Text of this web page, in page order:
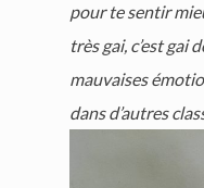
pour te sentir
très gai, c’est gai
mauvaises
dans d’autres